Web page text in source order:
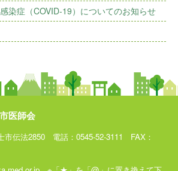
染症（COVID-19）についてのお知らせ
医師会
市伝法2850 電話：0545-52-3111 FAX：